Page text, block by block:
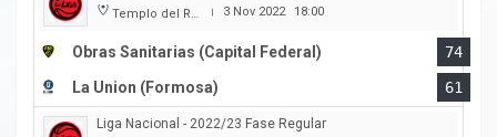
Templo del Rock | 3 Nov 2022 18:00
Obras Sanitarias (Capital Federal)
74
La Union (Formosa)
61
Liga Nacional - 2022/23 Fase Regular